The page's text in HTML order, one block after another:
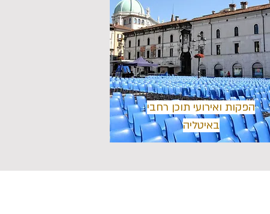
הפקות ואירועי תוכן רחבי
באיטליה